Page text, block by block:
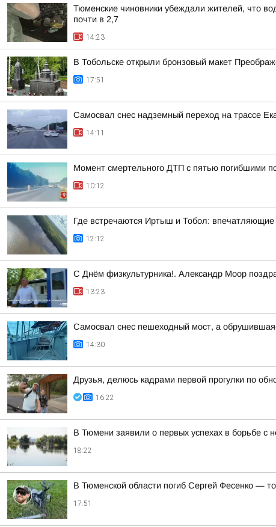
Тюменские чиновники убеждали жителей, что
почти в 2,7
14:23
В Тобольске открыли бронзовый макет
17:51
Самосвал снес надземный переход на трассе
14:11
Момент смертельного ДТП с пятью погибшими
10:12
Где встречаются Иртыш и Тобол: впечатляющие
12:12
С Днём физкультурника!. Александр Моор
13:23
Самосвал снес пешеходный мост, а
14:30
Друзья, делюсь кадрами первой прогулки по
16:22
В Тюмени заявили о первых успехах в борьбе с
18:22
В Тюменской области погиб Сергей Фесенко —
17:51